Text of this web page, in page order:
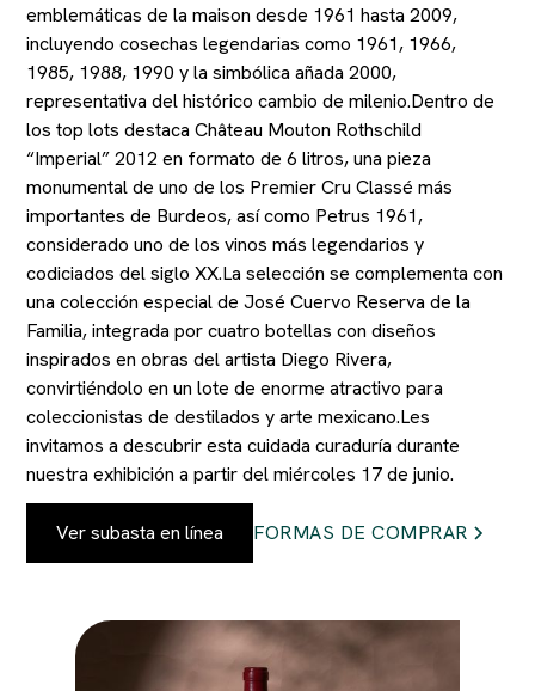
emblemáticas de la maison desde 1961 hasta 2009,
incluyendo cosechas legendarias como 1961, 1966,
1985, 1988, 1990 y la simbólica añada 2000,
representativa del histórico cambio de milenio.Dentro de
los top lots destaca Château Mouton Rothschild
“Imperial” 2012 en formato de 6 litros, una pieza
monumental de uno de los Premier Cru Classé más
importantes de Burdeos, así como Petrus 1961,
considerado uno de los vinos más legendarios y
codiciados del siglo XX.La selección se complementa con
una colección especial de José Cuervo Reserva de la
Familia, integrada por cuatro botellas con diseños
inspirados en obras del artista Diego Rivera,
convirtiéndolo en un lote de enorme atractivo para
coleccionistas de destilados y arte mexicano.Les
invitamos a descubrir esta cuidada curaduría durante
nuestra exhibición a partir del miércoles 17 de junio.
Ver subasta en línea FORMAS DE COMPRAR